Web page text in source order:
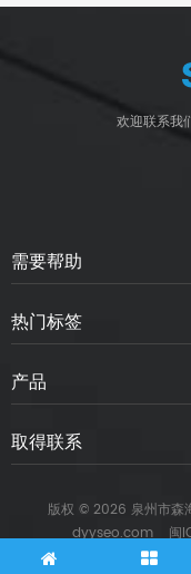
欢迎联系我
需要帮助
热门标签
产品
取得联系
版权 © 2026 泉州市森
dyyseo.com
闽